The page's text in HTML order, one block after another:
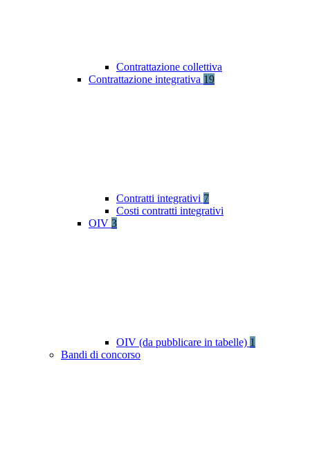
Contrattazione collettiva
Contrattazione integrativa 19
Contratti integrativi 7
Costi contratti integrativi
OIV 3
OIV (da pubblicare in tabelle) 1
Bandi di concorso